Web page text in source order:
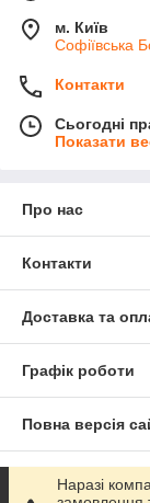
м. Київ
Софіївська
Контакти
Сьогодні
Показати
Про нас
Контакти
Доставка та
Графік роботи
Повна версія
Сайт створено
Наразі